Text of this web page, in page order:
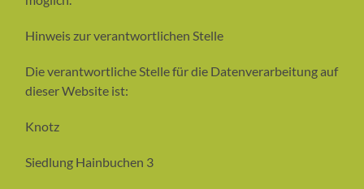
Hinweis zur verantwortlichen Stelle
Die verantwortliche Stelle für die Datenverarbeitung auf
dieser Website ist:
Knotz
Siedlung Hainbuchen 3